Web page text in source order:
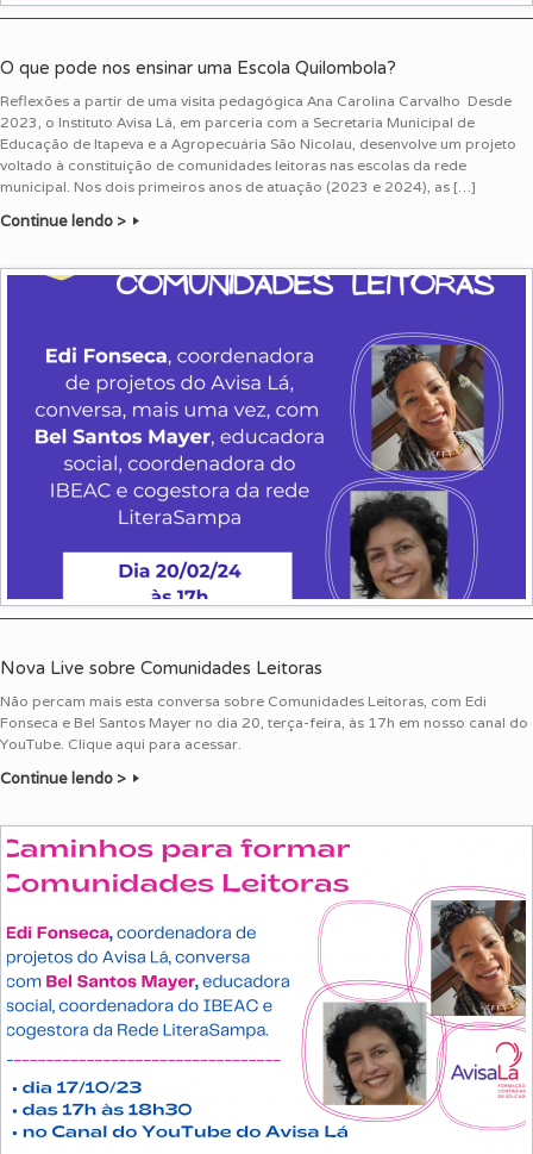
O que pode nos ensinar uma Escola Quilombola?
Reflexões a partir de uma visita pedagógica Ana Carolina Carvalho Desde
2023, o Instituto Avisa Lá, em parceria com a Secretaria Municipal de
Educação de Itapeva e a Agropecuária São Nicolau, desenvolve um projeto
voltado à constituição de comunidades leitoras nas escolas da rede
municipal. Nos dois primeiros anos de atuação (2023 e 2024), as […]
Continue lendo >
Nova Live sobre Comunidades Leitoras
Não percam mais esta conversa sobre Comunidades Leitoras, com Edi
Fonseca e Bel Santos Mayer no dia 20, terça-feira, às 17h em nosso canal do
YouTube. Clique aqui para acessar.
Continue lendo >